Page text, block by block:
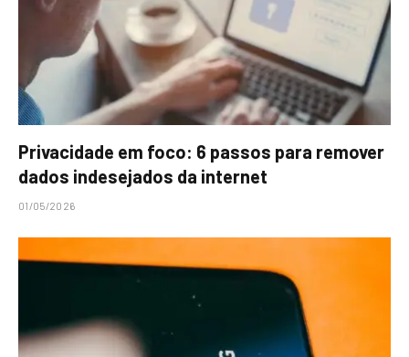
Privacidade em foco: 6 passos para remover
dados indesejados da internet
01/05/2026